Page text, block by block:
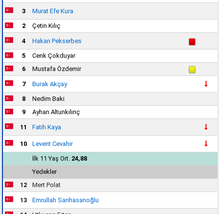
3
Murat Efe Kura
2
Çetin Kılıç
4
Hakan Pekserbes
5
Cenk Çokduyar
6
Mustafa Özdemir
7
Burak Akçay
8
Nedim Baki
9
Ayhan Altunkılınç
11 Fatih Kaya
10
Levent Cevahir
İlk 11 Yaş Ort. 24,88
Yedekler
12
Mert Polat
13
Emrullah Sarıhasanoğlu